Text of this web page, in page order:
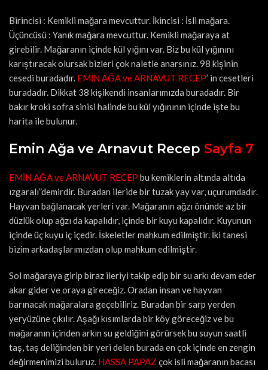
Birincisi : Kemikli mağara mevcuttur. İkincisi : İsli mağara.
Üçüncüsü : Yanık mağara mevcuttur. Kemikli mağaraya at
girebilir. Mağaranın içinde kül yığını var. Biz bu kül yığınını
karıştıracak olursak bizleri çok naletle anarsınız. 98 kişinin
cesedi buradadır. EMİN AĞA ve ARNAVUT RECEP’ in cesetleri
buradadır. Dikkat 38 kişikendi insanlarımızda buradadır. Bir
bakır kroki sofra sinisi halinde bu kül yığınının içinde işte bu
harita ile bulunur.
Emin Ağa ve Arnavut Recep Sayfa 7
EMİN AĞA ve ARNAVUT RECEP bu kemiklerin altında altıda
ızgaralı”demirdir. Buradan ileride bir tuzak yay var, uçurumdadır.
Hayvan bağlanacak yerleri var. Mağaranın ağzı önünde az bir
düzlük olup ağzı da kapalıdır, içinde bir kuyu kapalıdır. Kuyunun
içinde üç kuyu iç içedir. İskeletler mahkum edilmiştir. İki tanesi
bizim arkadaşlarımızdan olup mahkum edilmiştir.
Sol mağaraya girip biraz ileriyi takip edip bir su arkı devam eder
akar gider ve oraya gireceğiz. Oradan insan ve hayvan
barınacak mağaralara geçebiliriz. Buradan bir sarp yerden
yeryüzüne çıkılır. Aşağı kısımlarda bir köy göreceğiz ve bu
mağaranın içinden arkın su geldiğini görürsek bu suyun saatli
taş, taş deliğinden bir yeri delen burada en çok içinde en zengin
değirmenimizi buluruz. HASSA PAPAZ çok isli mağaranın bacası